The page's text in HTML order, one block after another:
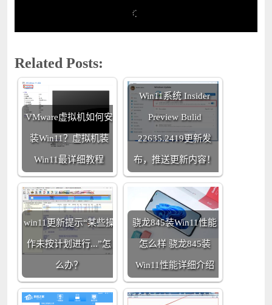
Related Posts:
VMware虚拟机如何安
装Win11？虚拟机装
Win11最详细教程
Win11系统 Insider
Preview Bulid
22635.2419更新发
布，推送更新内容！
win11更新提示“某些操
作未按计划进行...”怎
么办？
骁龙845装Win11性能
怎么样 骁龙845装
Win11性能详细介绍